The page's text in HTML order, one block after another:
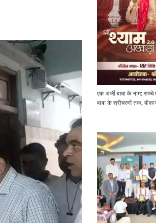
एक अर्जी बाबा के नाम:
बाबा के श्रीचरणों तक,